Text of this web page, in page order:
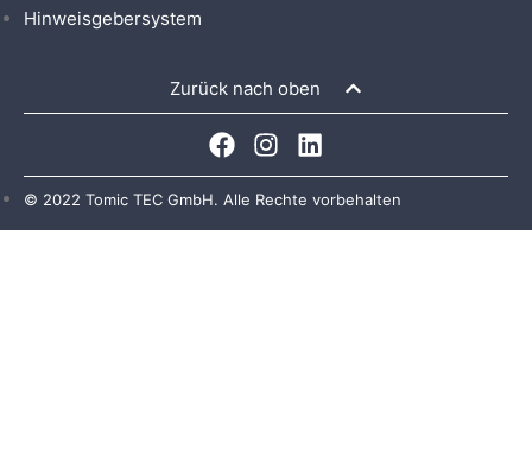
Hinweisgebersystem
Zurück nach oben
© 2022 Tomic TEC GmbH. Alle Rechte vorbehalten